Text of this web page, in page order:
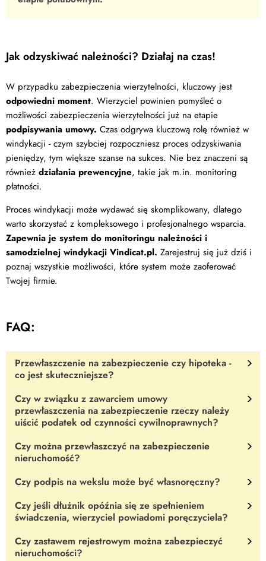
Jak odzyskiwać należności? Działaj na czas!
W przypadku zabezpieczenia wierzytelności, kluczowy jest
odpowiedni moment. Wierzyciel powinien pomyśleć o
możliwości zabezpieczenia wierzytelności już na etapie
podpisywania umowy. Czas odgrywa kluczową rolę również w
windykacji - czym szybciej rozpoczniesz proces odzyskiwania
pieniędzy, tym większe szanse na sukces. Nie bez znaczeni są
również działania prewencyjne, takie jak m.in. monitoring
płatności.
Proces windykacji może wydawać się skomplikowany, dlatego
warto skorzystać z kompleksowego i profesjonalnego wsparcia.
Zapewnia je system do monitoringu należności i
samodzielnej windykacji Vindicat.pl. Zarejestruj się już dziś i
poznaj wszystkie możliwości, które system może zaoferować
Twojej firmie.
FAQ:
Przewłaszczenie na zabezpieczenie czy hipoteka -
co jest skuteczniejsze?
Wszystko zależy od okoliczności konkretnego przypadku.
Instytucja przewłaszczenia na zabezpieczenie ma jednak jedną
istotną przewagę. W sytuacji, gdy dłużnik nie ureguluje
należności, wierzyciel może po prostuzbyć lub zachować rzecz
na poczet nieuregulowanego długu.
zastawu niezbędne będzie uzyskanie
wyroku sądu
wszczęcie postępowania egzekucyjnego.
Czy w związku z zawarciem umowy
przewłaszczenia na zabezpieczenie rzeczy należy
uiścić podatek od czynności cywilnoprawnych?
Nie.W art. 1§1 ustawy z dnia 9 września 2000 r. o podatku od
czynności cywilnoprawnych [Dz.U. 2000 nr 86 poz. 959] nie ma
mowy o tego typu umowie.
Czy można przewłaszczyć na zabezpieczenie
nieruchomość?
Zgodnie z orzecznictwem - tak. Umowa taka pod rygorem
nieważności będzie wymagała zachowania norm aktu
notarialnego.
Czy podpis na wekslu może być własnoręczny?
Tak.Cała reszta jego treści może już być jednak napisana na
komputerze.
Czy jeśli dłużnik opóźnia się ze spełnieniem
świadczenia, wierzyciel powiadomi poręczyciela?
Tak.Powinien zrobić to niezwłocznie.
Czy zastawem rejestrowym można zabezpieczyć
nieruchomości?